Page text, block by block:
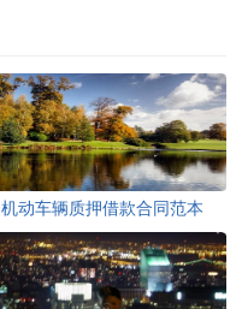
机动车辆质押借款合同范本